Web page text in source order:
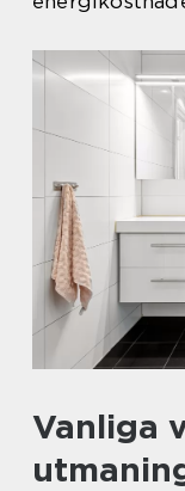
Vanliga